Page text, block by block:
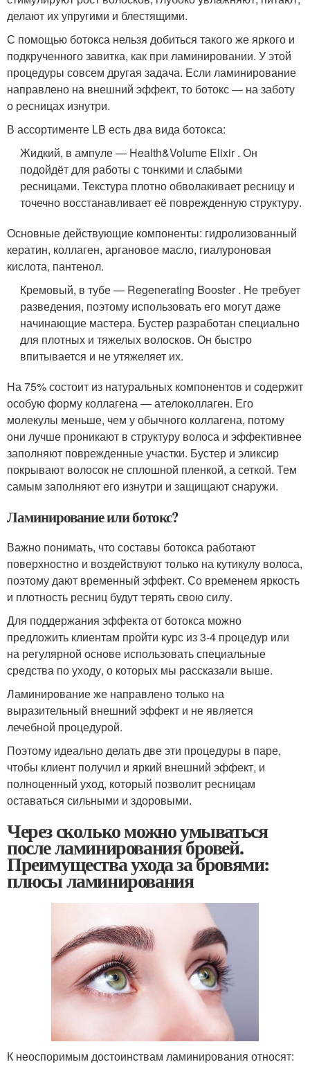
делают их упругими и блестящими.
С помощью ботокса нельзя добиться такого же яркого и
подкрученного завитка, как при ламинировании. У этой
процедуры совсем другая задача. Если ламинирование
направлено на внешний эффект, то ботокс — на заботу
о ресницах изнутри.
В ассортименте LB есть два вида ботокса:
Жидкий, в ампуле — Health&Volume Elixir . Он
подойдёт для работы с тонкими и слабыми
ресницами. Текстура плотно обволакивает ресницу и
точечно восстанавливает её поврежденную структуру.
Основные действующие компоненты: гидролизованный
кератин, коллаген, аргановое масло, гиалуроновая
кислота, пантенол.
Кремовый, в тубе — Regenerating Booster . Не требует
разведения, поэтому использовать его могут даже
начинающие мастера. Бустер разработан специально
для плотных и тяжелых волосков. Он быстро
впитывается и не утяжеляет их.
На 75% состоит из натуральных компонентов и содержит
особую форму коллагена — ателоколлаген. Его
молекулы меньше, чем у обычного коллагена, потому
они лучше проникают в структуру волоса и эффективнее
заполняют поврежденные участки. Бустер и эликсир
покрывают волосок не сплошной пленкой, а сеткой. Тем
самым заполняют его изнутри и защищают снаружи.
Ламинирование или ботокс?
Важно понимать, что составы ботокса работают
поверхностно и воздействуют только на кутикулу волоса,
поэтому дают временный эффект. Со временем яркость
и плотность ресниц будут терять свою силу.
Для поддержания эффекта от ботокса можно
предложить клиентам пройти курс из 3-4 процедур или
на регулярной основе использовать специальные
средства по уходу, о которых мы рассказали выше.
Ламинирование же направлено только на
выразительный внешний эффект и не является
лечебной процедурой.
Поэтому идеально делать две эти процедуры в паре,
чтобы клиент получил и яркий внешний эффект, и
полноценный уход, который позволит ресницам
оставаться сильными и здоровыми.
Через сколько можно умываться
после ламинирования бровей.
Преимущества ухода за бровями:
плюсы ламинирования
К неоспоримым достоинствам ламинирования относят: